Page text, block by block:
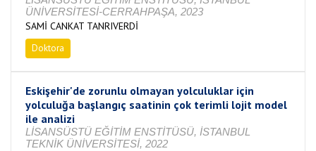
ÜNİVERSİTESİ-CERRAHPAŞA, 2023
SAMİ CANKAT TANRIVERDİ
Doktora
Eskişehir'de zorunlu olmayan yolculuklar için
yolculuğa başlangıç saatinin çok terimli lojit model
ile analizi
LİSANSÜSTÜ EĞİTİM ENSTİTÜSÜ, İSTANBUL
TEKNİK ÜNİVERSİTESİ, 2022